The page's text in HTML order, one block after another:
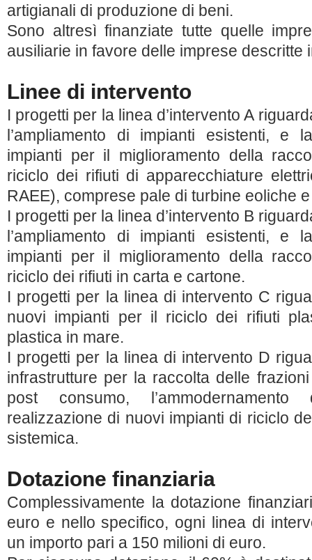
artigianali di produzione di beni.
Sono altresì finanziate tutte quelle
ausiliarie in favore delle imprese descritte
Linee di intervento
I progetti per la linea d’intervento A
l’ampliamento di impianti esistenti, e
impianti per il miglioramento della
riciclo dei rifiuti di apparecchiature
RAEE), comprese pale di turbine eoliche
I progetti per la linea d’intervento B
l’ampliamento di impianti esistenti, e
impianti per il miglioramento della
riciclo dei rifiuti in carta e cartone.
I progetti per la linea di intervento C
nuovi impianti per il riciclo dei rifiuti
plastica in mare.
I progetti per la linea di intervento D
infrastrutture per la raccolta delle
post consumo,
realizzazione di nuovi impianti di riciclo
sistemica.
Dotazione finanziaria
Complessivamente la dotazione
euro e nello specifico, ogni linea di
un importo pari a 150 milioni di euro.